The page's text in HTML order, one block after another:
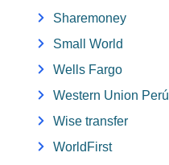
Sharemoney
Small World
Wells Fargo
Western Union Perú
Wise transfer
WorldFirst